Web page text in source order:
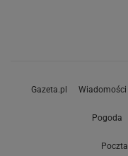
Gazeta.pl Wiadomości
Pogoda
Poczta